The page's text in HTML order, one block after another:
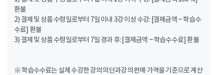
환불
2) 결제 및 상품 수령일로부터 7일 이내 3강 이상 수강: [결제금액 – 학습수
수료] 환불
3) 결제 및 상품 수령일로부터 7일 경과 후: [결제금액 – 학습수수료] 환불
※ 학습수수료는 실제 수강한 강의의 단과강의 판매 가격을 기준으로 계산